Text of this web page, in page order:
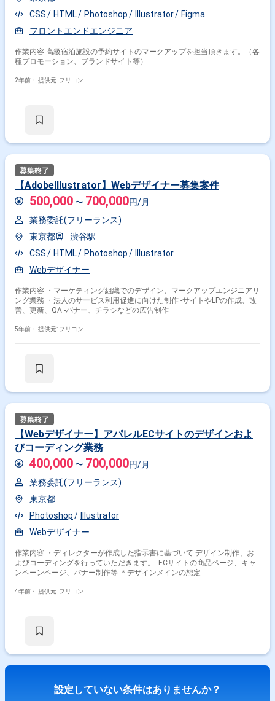
CSS
HTML Photoshop Illustrator
Figma
フロントエンドエンジニア
作業内容 高級宿泊施設の予約サイトのマークアップを担当頂きます。（各
種プロモーション、ブランドサイト等）
2年前・ 提供元: フリコン
【AdobeIllustrator】Webデザイナー募集案件
500,000 〜 700,000円/月
業務委託(フリーランス)
東京都
渋谷駅
CSS
HTML Photoshop
Illustrator
Webデザイナー
作業内容 ・マーケティング組織でのデザイン、マークアップエンジニアリ
ング業務 ・法人のサービス利用促進に向けた制作 -サイトやLPの作成、改
善、更新、QA -バナー、チラシなどの広告制作
5年前・ 提供元: フリコン
【Webデザイナー】アパレルECサイトのデザインおよ
びコーディング業務
400,000 〜 700,000円/月
業務委託(フリーランス)
東京都
Photoshop
Illustrator
Webデザイナー
作業内容 ・ディレクターが作成した指示書に基づいて デザイン制作、お
よびコーディングを行っていただきます。 -ECサイトの商品ページ、キャ
ンペーンページ、バナー制作等 ＊デザインメインの想定
4年前・ 提供元: フリコン
設定していない条件はありませんか？
その他の条件で検索する
その他開発言語・スキルから探す
Photoshop HTML CSS Figma
JavaScript
Unity
After Effects Sketch
jQuery
Webデザイナー
2Dデザイナー